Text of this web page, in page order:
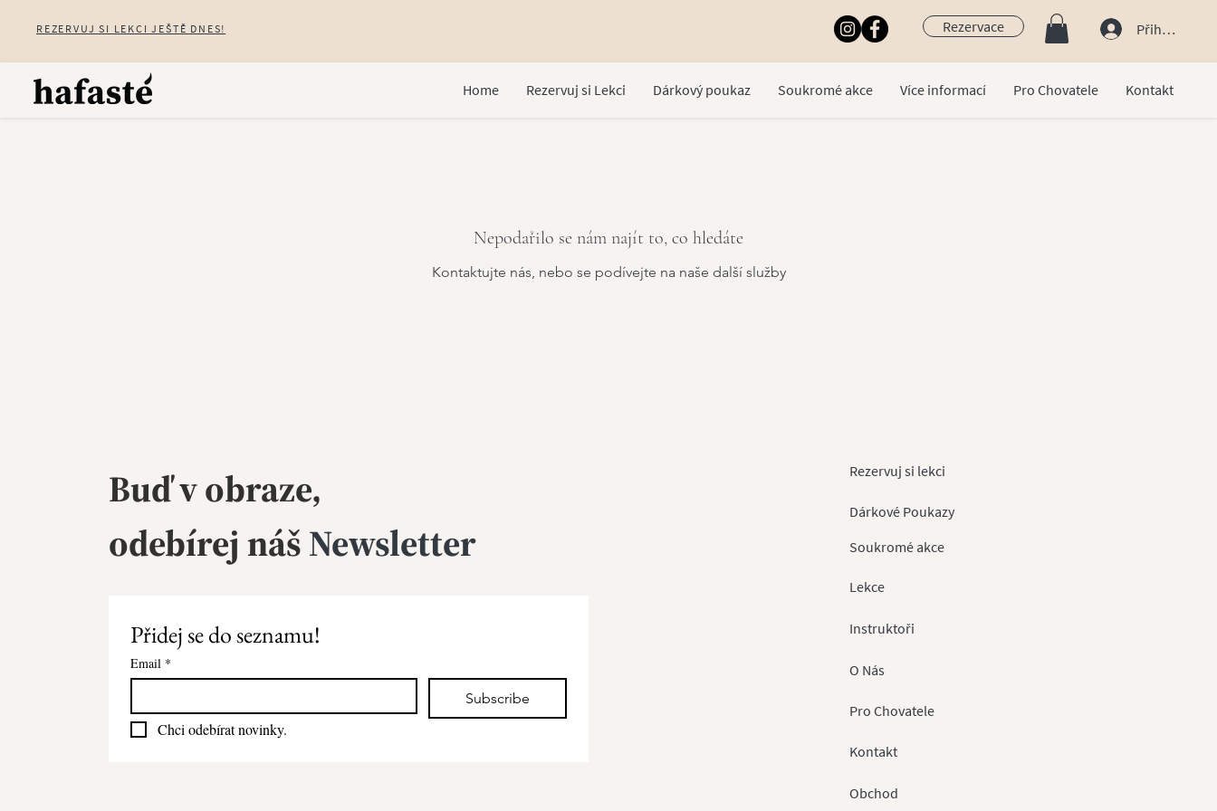
REZERVUJ SI LEKCI JEŠTĚ DNES! Rezervace Přihlásit se
Home Rezervuj si Lekci Dárkový poukaz Soukromé akce Více informací Pro Chovatele Kontakt
Nepodařilo se nám najít to, co hledáte
Kontaktujte nás, nebo se podívejte na naše další služby
Buď v obraze,
odebírej nášNewsletter
Přidej se do seznamu!
Email *
Subscribe
Chci odebírat novinky.
Rezervuj si lekci
Dárkové Poukazy
Soukromé akce
Lekce
Instruktoři
O Nás
Pro Chovatele
Kontakt
Obchod